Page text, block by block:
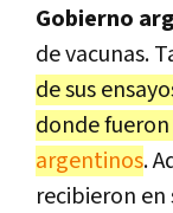
Gobierno
de vacunas.
de sus
donde
argentinos.
recibieron